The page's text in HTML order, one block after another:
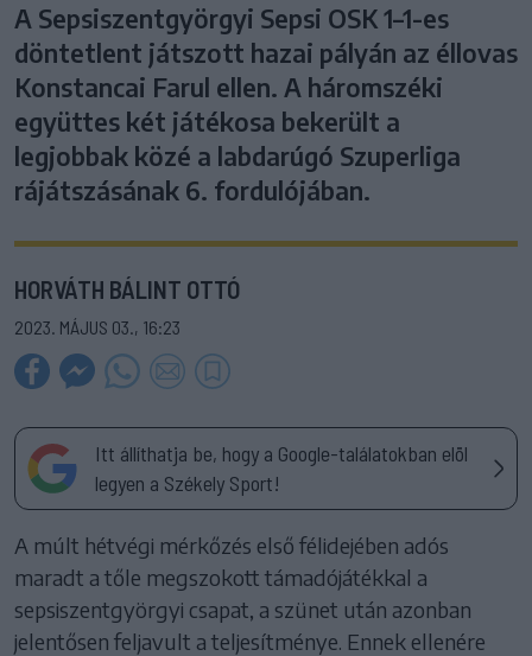
A Sepsiszentgyörgyi Sepsi OSK 1–1-es
döntetlent játszott hazai pályán az éllovas
Konstancai Farul ellen. A háromszéki
együttes két játékosa bekerült a
legjobbak közé a labdarúgó Szuperliga
rájátszásának 6. fordulójában.
HORVÁTH BÁLINT OTTÓ
2023. MÁJUS 03., 16:23
Itt állíthatja be, hogy a Google-találatokban elöl
legyen a Székely Sport!
A múlt hétvégi mérkőzés első félidejében adós
maradt a tőle megszokott támadójátékkal a
sepsiszentgyörgyi csapat, a szünet után azonban
jelentősen feljavult a teljesítménye. Ennek ellenére